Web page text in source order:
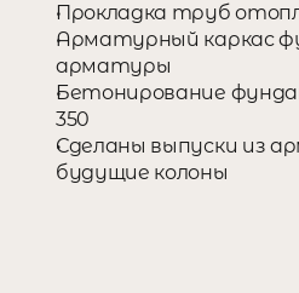
Прокладка труб
Арматурный каркас
арматуры
Бетонирование
350
Сделаны выпуски из
будущие колоны